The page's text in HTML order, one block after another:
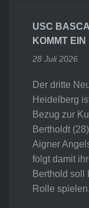
USC
KOMMT
28 Juli 2026
Der dritte
Heidelberg
Bezug zur
Bertholdt
Aigner
folgt damit
Berthold soll
Rolle